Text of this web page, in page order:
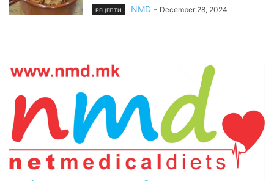
РЕЦЕПТИ NMD - December 28, 2024